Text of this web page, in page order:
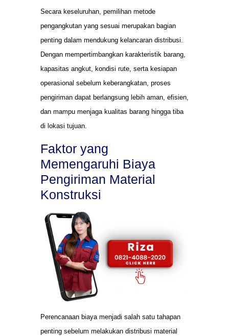
Secara keseluruhan, pemilihan metode
pengangkutan yang sesuai merupakan bagian
penting dalam mendukung kelancaran distribusi.
Dengan mempertimbangkan karakteristik barang,
kapasitas angkut, kondisi rute, serta kesiapan
operasional sebelum keberangkatan, proses
pengiriman dapat berlangsung lebih aman, efisien,
dan mampu menjaga kualitas barang hingga tiba
di lokasi tujuan.
Faktor yang
Memengaruhi Biaya
Pengiriman Material
Konstruksi
Perencanaan biaya menjadi salah satu tahapan
penting sebelum melakukan distribusi material